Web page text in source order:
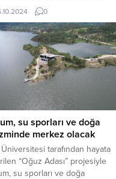
cevizli sucuklar hem
yemek için dolaplara
hem de satışa sunuluyor.
yüzde 8’lik ceviz
karşılayan Oğuzların
kadınları sabahın erken
kazanın altını yakarak
ateşinde pekmezi
başlıyorlar. Büyük
0
su sporları ve doğa
merkez olacak
tarafından hayata
“Oğuz Adası” projesiyle
su sporları ve doğa